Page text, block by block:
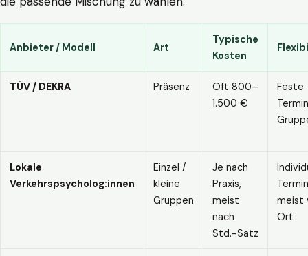
Anbieter / Modell Art
Typische
Kosten
TÜV / DEKRA Präsenz
Oft 800–
1.500 €
Feste
Lokale
Verkehrspsycholog:innen
Einzel /
kleine
Gruppen
Je nach
Praxis,
meist
nach
Std.-Satz
meist
Ort